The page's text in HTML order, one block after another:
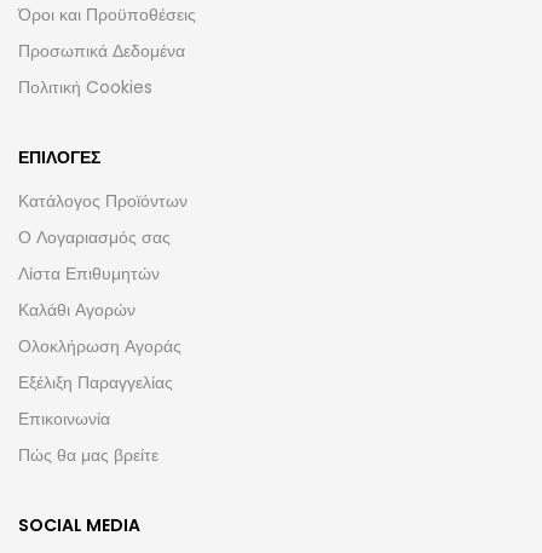
Όροι και Προϋποθέσεις
Προσωπικά Δεδομένα
Πολιτική Cookies
ΕΠΙΛΟΓΈΣ
Κατάλογος Προϊόντων
Ο Λογαριασμός σας
Λίστα Επιθυμητών
Καλάθι Αγορών
Ολοκλήρωση Αγοράς
Εξέλιξη Παραγγελίας
Επικοινωνία
Πώς θα μας βρείτε
SOCIAL MEDIA